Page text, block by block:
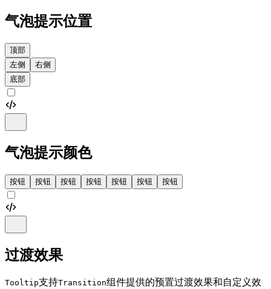
气泡提示位置
顶部
左侧
右侧
底部
气泡提示颜色
按钮 按钮 按钮 按钮 按钮 按钮 按钮
过渡效果
Tooltip支持Transition组件提供的预置过渡效果和自定义效